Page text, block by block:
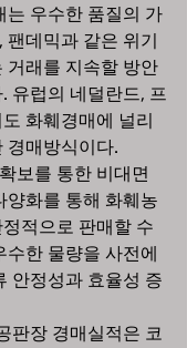
팬데믹과 같은 위기
거래를 지속할 방안
유럽의 네덜란드, 프
화훼경매에 널리
경매방식이다.
양화를 통해 화훼농
적으로 판매할 수
수한 물량을 사전에
안정성과 효율성 증